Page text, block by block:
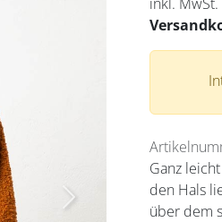
Next
Ganz
den Hals
über dem